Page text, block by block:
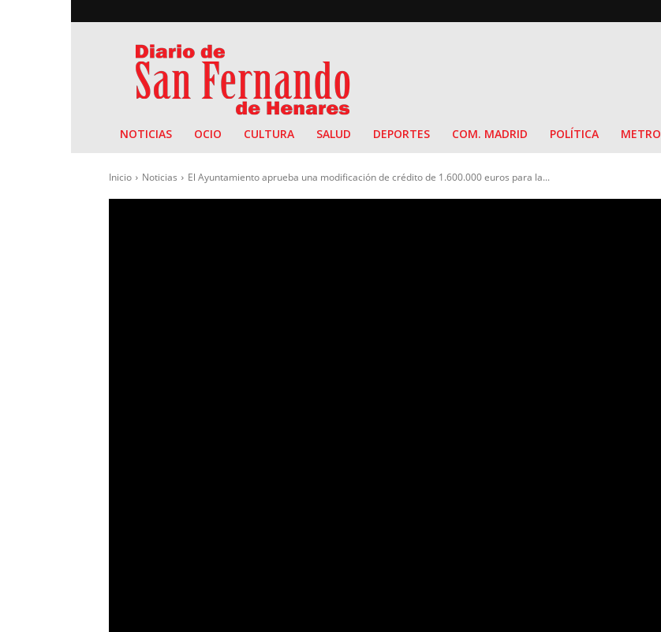
Diario
de
San
NOTICIAS OCIO CULTURA SALUD DEPORTES COM. MADRID POLÍTICA METRO
Inicio Noticias El Ayuntamiento aprueba una modificación de crédito de 1.600.000 euros para la...